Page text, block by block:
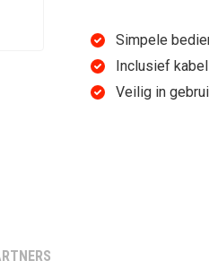
BASIC, 230V
Simpele
Inclusief
Veilig in